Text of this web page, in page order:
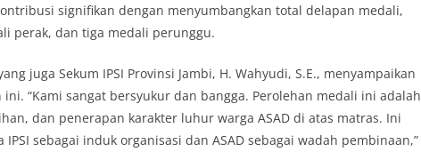
signifikan dengan menyumbangkan total delapan medali,
perak, dan tiga medali perunggu.
juga Sekum IPSI Provinsi Jambi, H. Wahyudi, S.E., menyampaikan
“Kami sangat bersyukur dan bangga. Perolehan medali ini adalah
dan penerapan karakter luhur warga ASAD di atas matras. Ini
sebagai induk organisasi dan ASAD sebagai wadah pembinaan,”